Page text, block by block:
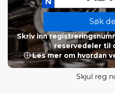
Søk
Skriv inn
reservedeler til
ⓘ Les mer om hvordan
Skjul reg